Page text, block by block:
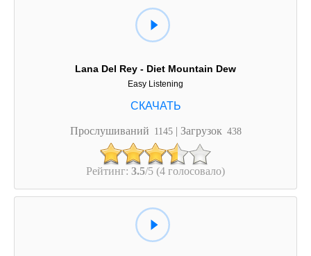
Lana Del Rey - Diet Mountain Dew
Easy Listening
Прослушиваний 1145 | Загрузок 438
Рейтинг: 3.5/5 (4 голосовало)